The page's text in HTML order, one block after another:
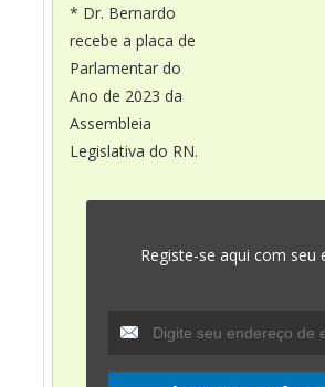
* Dr. Bernardo
recebe a placa de
Parlamentar do
Ano de 2023 da
Assembleia
Legislativa do RN.
Registe-se aqui com seu